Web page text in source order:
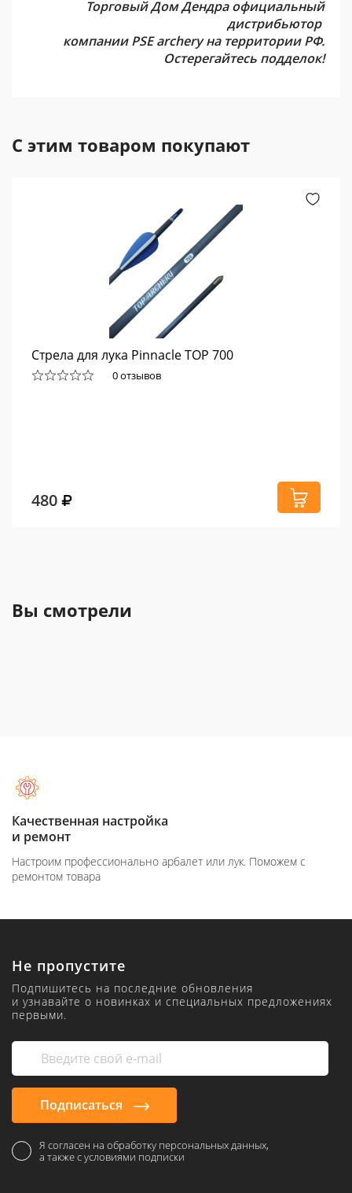
Торговый Дом Дендра официальный
дистрибьютор
компании PSE archery на территории РФ.
Остерегайтесь подделок!
С этим товаром покупают
Стрела для лука Pinnacle TOP 700
0 отзывов
480
Вы смотрели
Качественная настройка
и ремонт
Настроим профессионально арбалет или лук. Поможем с
ремонтом товара
Не пропустите
Подпишитесь на последние обновления
и узнавайте о новинках и специальных предложениях
первыми.
Подписаться
Я согласен на обработку персональных данных,
а также с условиями подписки